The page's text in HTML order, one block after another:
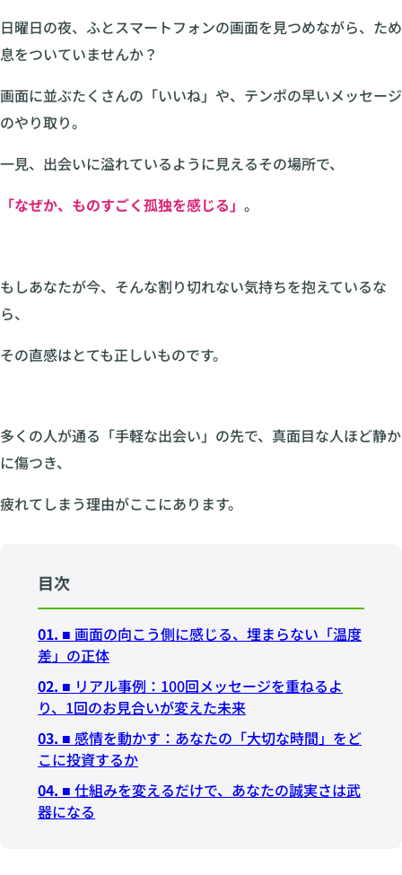
日曜日の夜、ふとスマートフォンの画面を見つめながら、ため
息をついていませんか？
画面に並ぶたくさんの「いいね」や、テンポの早いメッセージ
のやり取り。
一見、出会いに溢れているように見えるその場所で、
「なぜか、ものすごく孤独を感じる」 。
もしあなたが今、そんな割り切れない気持ちを抱えているな
ら、
その直感はとても正しいものです。
多くの人が通る「手軽な出会い」の先で、真面目な人ほど静か
に傷つき、
疲れてしまう理由がここにあります。
目次
01. ■ 画面の向こう側に感じる、埋まらない「温度
差」の正体
02. ■ リアル事例：100回メッセージを重ねるよ
り、1回のお見合いが変えた未来
03. ■ 感情を動かす：あなたの「大切な時間」をど
こに投資するか
04. ■ 仕組みを変えるだけで、あなたの誠実さは武
器になる